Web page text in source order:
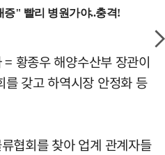
황종우 해양수산부 장관이
갖고 하역시장 안정화 등
협회를 찾아 업계 관계자들